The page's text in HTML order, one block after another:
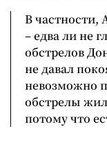
В частности,
– едва ли не
обстрелов
не давал
невозможно
обстрелы
потому что